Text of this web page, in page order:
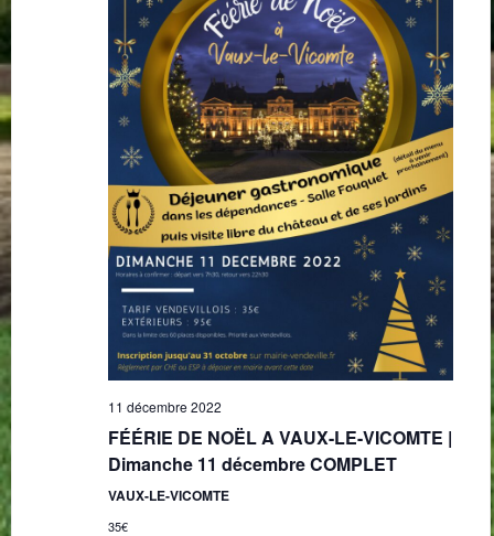
11 décembre 2022
FÉÉRIE DE NOËL A VAUX-LE-VICOMTE |
Dimanche 11 décembre COMPLET
VAUX-LE-VICOMTE
35€